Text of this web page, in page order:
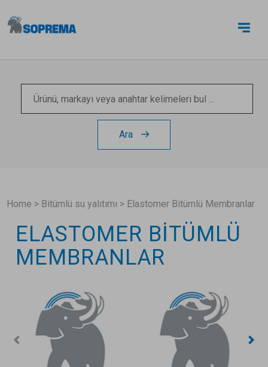
Ara
Home > Bitümlü su yalıtımı > Elastomer Bitümlü Membranlar
ELASTOMER BITÜMLÜ
MEMBRANLAR